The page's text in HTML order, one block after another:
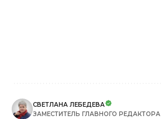
СВЕТЛАНА ЛЕБЕДЕВА
ЗАМЕСТИТЕЛЬ ГЛАВНОГО РЕДАКТОРА